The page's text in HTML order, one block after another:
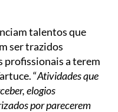
talentos que
ser trazidos
profissionais a terem
“Atividades que
elogios
por parecerem